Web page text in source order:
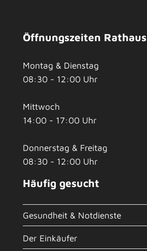
Öffnungszeiten Rathaus
Montag & Dienstag
08:30 - 12:00 Uhr
Mittwoch
14:00 - 17:00 Uhr
Donnerstag & Freitag
08:30 - 12:00 Uhr
Häufig gesucht
Gesundheit & Notdienste
Der Einkäufer